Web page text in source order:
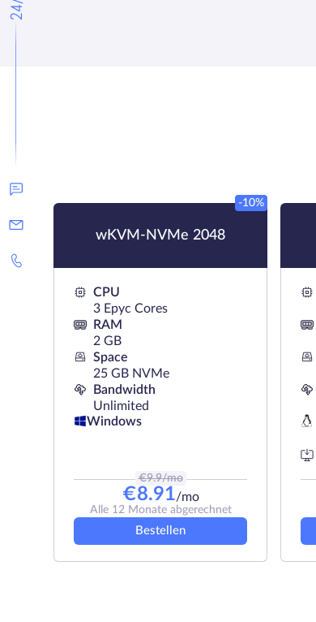
wKVM-NVMe 2048
-10%
CPU
3 Epyc Cores
RAM
2 GB
Space
25 GB NVMe
Bandwidth
Unlimited
Windows
€9.9/mo
€8.91/mo
Alle 12 Monate abgerechnet
Bestellen